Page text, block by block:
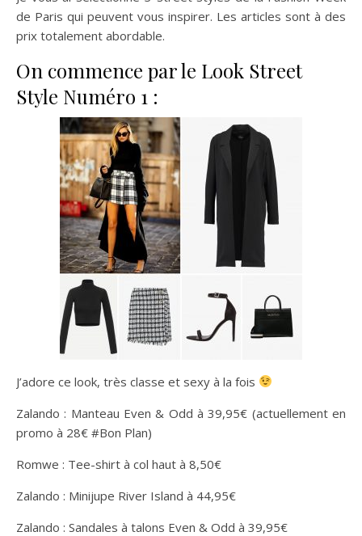
de Paris qui peuvent vous inspirer. Les articles sont à des
prix totalement abordable.
On commence par le Look Street
Style Numéro 1 :
J’adore ce look, très classe et sexy à la fois
Zalando : Manteau Even & Odd à 39,95€ (actuellement en
promo à 28€ #Bon Plan)
Romwe : Tee-shirt à col haut à 8,50€
Zalando : Minijupe River Island à 44,95€
Zalando : Sandales à talons Even & Odd à 39,95€